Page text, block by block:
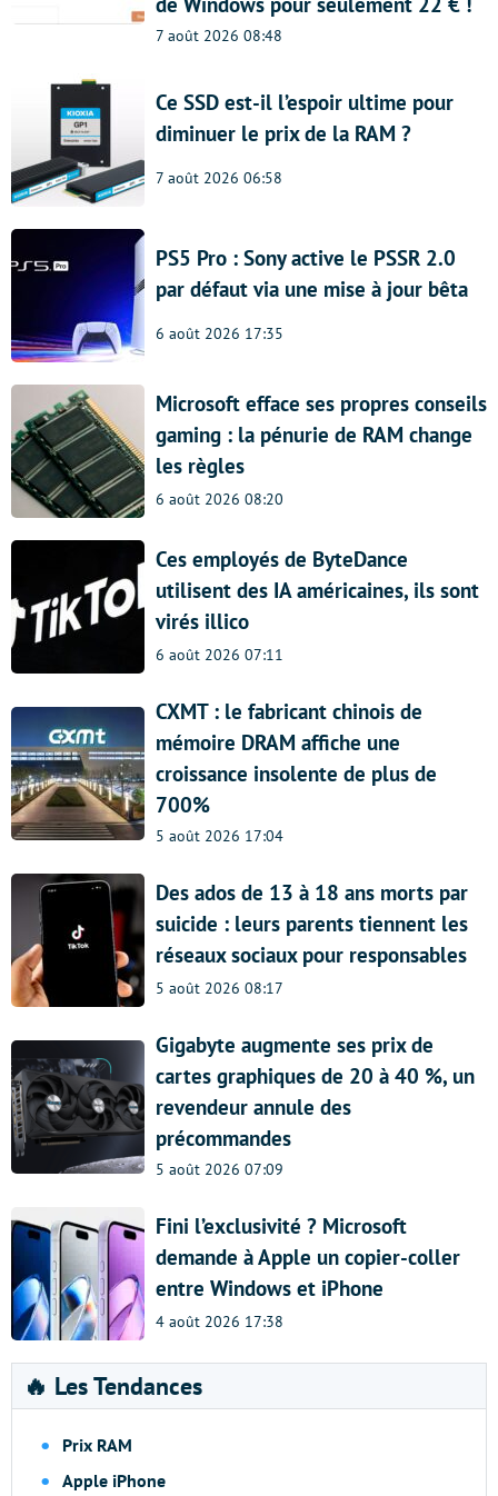
7 août 2026 08:48
Ce SSD est-il l’espoir ultime pour
diminuer le prix de la RAM ?
7 août 2026 06:58
PS5 Pro : Sony active le PSSR 2.0
par défaut via une mise à jour bêta
6 août 2026 17:35
Microsoft efface ses propres conseils
gaming : la pénurie de RAM change
les règles
6 août 2026 08:20
Ces employés de ByteDance
utilisent des IA américaines, ils sont
virés illico
6 août 2026 07:11
CXMT : le fabricant chinois de
mémoire DRAM affiche une
croissance insolente de plus de
700%
5 août 2026 17:04
Des ados de 13 à 18 ans morts par
suicide : leurs parents tiennent les
réseaux sociaux pour responsables
5 août 2026 08:17
Gigabyte augmente ses prix de
cartes graphiques de 20 à 40 %, un
revendeur annule des
précommandes
5 août 2026 07:09
Fini l’exclusivité ? Microsoft
demande à Apple un copier-coller
entre Windows et iPhone
4 août 2026 17:38
🔥 Les Tendances
Prix RAM
Apple iPhone